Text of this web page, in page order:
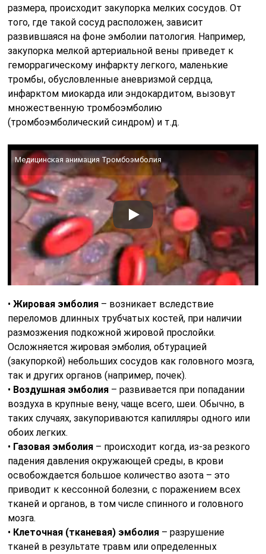
размера, происходит закупорка мелких сосудов. От
того, где такой сосуд расположен, зависит
развившаяся на фоне эмболии патология. Например,
закупорка мелкой артериальной вены приведет к
геморрагическому инфаркту легкого, маленькие
тромбы, обусловленные аневризмой сердца,
инфарктом миокарда или эндокардитом, вызовут
множественную тромбоэмболию
(тромбоэмболический синдром) и т.д.
Медицинская анимация Тромбоэмболия
•Жировая эмболия – возникает вследствие
переломов длинных трубчатых костей, при наличии
размозжения подкожной жировой прослойки.
Осложняется жировая эмболия, обтурацией
(закупоркой) небольших сосудов как головного мозга,
так и других органов (например, почек).
• Воздушная эмболия – развивается при попадании
воздуха в крупные вену, чаще всего, шеи. Обычно, в
таких случаях, закупориваются капилляры одного или
обоих легких.
• Газовая эмболия – происходит когда, из-за резкого
падения давления окружающей среды, в крови
освобождается большое количество азота – это
приводит к кессонной болезни, с поражением всех
тканей и органов, в том числе спинного и головного
мозга.
• Клеточная (тканевая) эмболия – разрушение
тканей в результате травм или определенных